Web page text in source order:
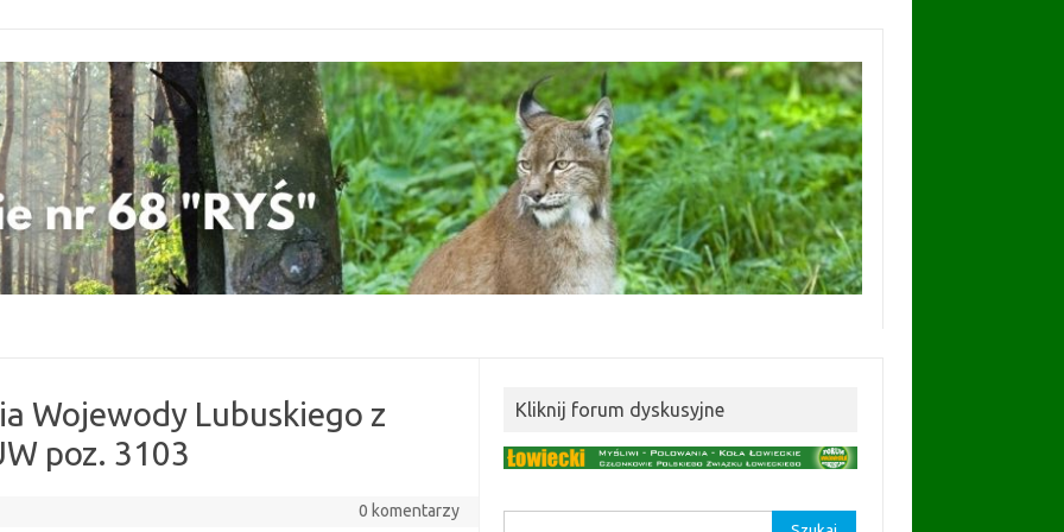
Wojewody Lubuskiego z
poz. 3103
0 komentarzy
Kliknij forum dyskusyjne